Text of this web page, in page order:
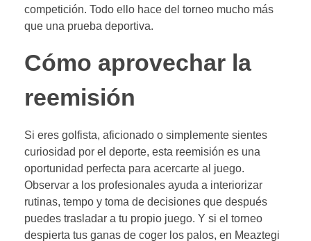
competición. Todo ello hace del torneo mucho más
que una prueba deportiva.
Cómo aprovechar la
reemisión
Si eres golfista, aficionado o simplemente sientes
curiosidad por el deporte, esta reemisión es una
oportunidad perfecta para acercarte al juego.
Observar a los profesionales ayuda a interiorizar
rutinas, tempo y toma de decisiones que después
puedes trasladar a tu propio juego. Y si el torneo
despierta tus ganas de coger los palos, en Meaztegi